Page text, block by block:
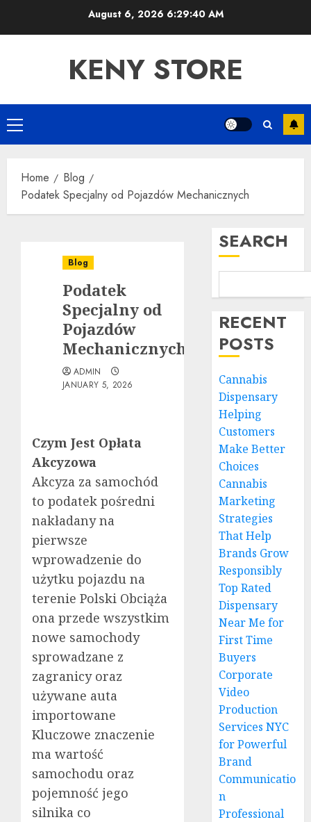
August 6, 2026 6:29:41 AM
KENY STORE
Primary
Menu
Home
Blog
Podatek Specjalny od Pojazdów Mechanicznych
Blog
Podatek
Specjalny od
Pojazdów
Mechanicznych
ADMIN
JANUARY 5, 2026
Czym Jest Opłata
Akcyzowa
Akcyza za samochód
to podatek pośredni
nakładany na
pierwsze
wprowadzenie do
użytku pojazdu na
terenie Polski Obciąża
ona przede wszystkim
nowe samochody
sprowadzane z
zagranicy oraz
używane auta
importowane
Kluczowe znaczenie
ma wartość
samochodu oraz
pojemność jego
silnika co
SEARCH
RECENT
POSTS
Cannabis
Dispensary
Helping
Customers
Make Better
Choices
Cannabis
Marketing
Strategies
That Help
Brands Grow
Responsibly
Top Rated
Dispensary
Near Me for
First Time
Buyers
Corporate
Video
Production
Services NYC
for Powerful
Brand
Communicatio
n
Professional